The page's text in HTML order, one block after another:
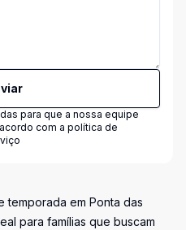
para que a nossa equipe
com a política de
em Ponta das
para famílias que buscam